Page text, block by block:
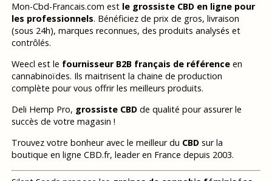
Mon-Cbd-Francais.com est le grossiste CBD en ligne pour
les professionnels. Bénéficiez de prix de gros, livraison
(sous 24h), marques reconnues, des produits analysés et
contrôlés.
Weecl est le fournisseur B2B français de référenceen
cannabinoïdes. Ils maitrisent la chaine de production
complète pour vous offrir les meilleurs produits.
Deli Hemp Pro, grossiste CBDde qualité pour assurer le
succès de votre magasin !
Trouvez votre bonheur avec le meilleur du CBDsur la
boutique en ligne CBD.fr, leader en France depuis 2003.